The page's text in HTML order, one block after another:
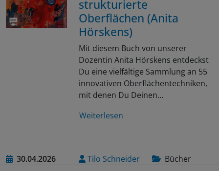
strukturierte
Oberflächen (Anita
Hörskens)
Mit diesem Buch von unserer
Dozentin Anita Hörskens entdeckst
Du eine vielfältige Sammlung an 55
innovativen Oberflächentechniken,
mit denen Du Deinen…
Weiterlesen
30.04.2026 Tilo Schneider Bücher